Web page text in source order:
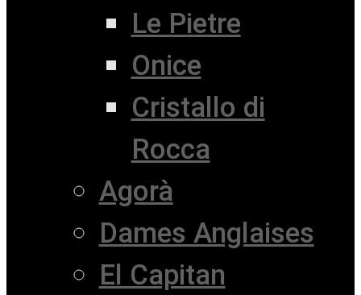
Le Pietre
Onice
Cristallo di
Rocca
Agorà
Dames Anglaises
El Capitan